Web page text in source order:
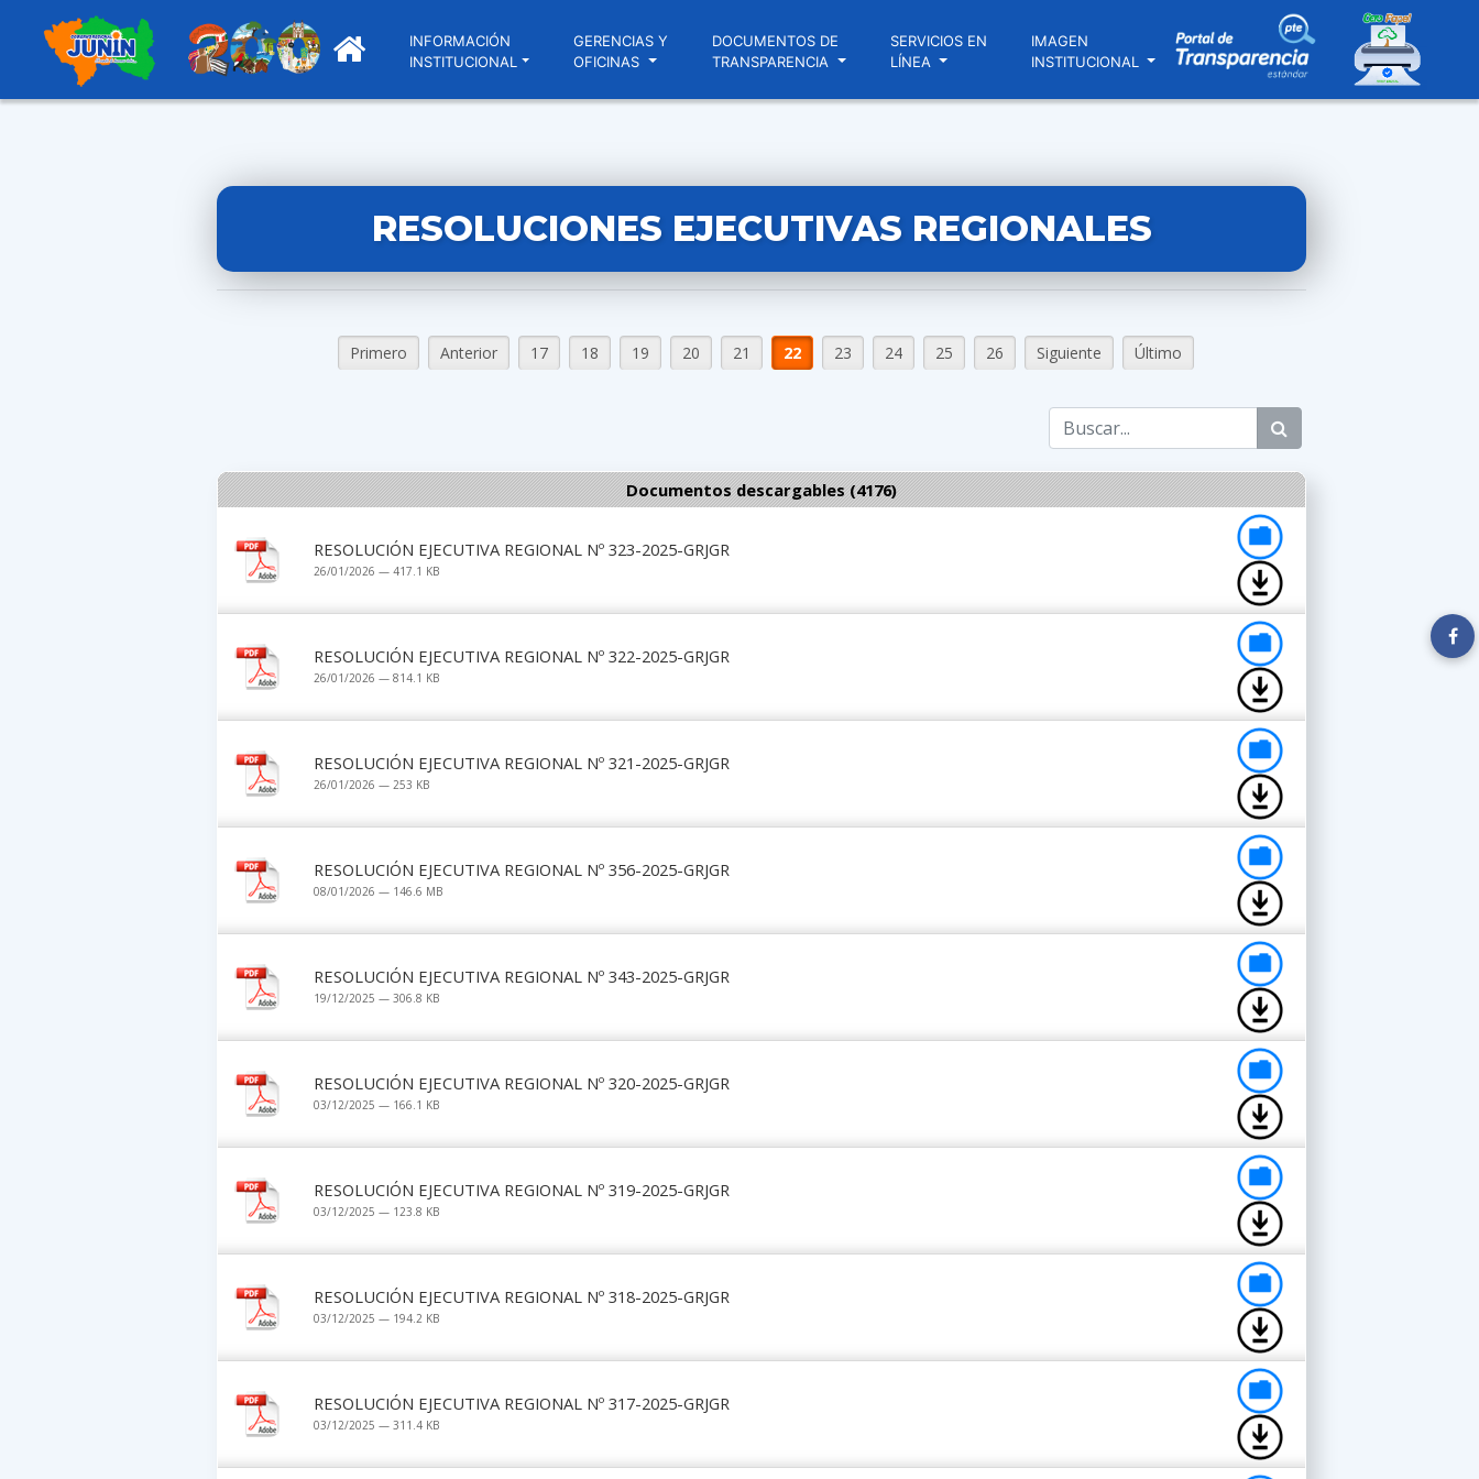
INFORMACIÓN
INSTITUCIONAL
GERENCIAS Y
OFICINAS
DOCUMENTOS DE
TRANSPARENCIA
SERVICIOS EN
LÍNEA
IMAGEN
INSTITUCIONAL
RESOLUCIONES EJECUTIVAS REGIONALES
Primero Anterior 17 18 19 20 21 22 23 24 25 26 Siguiente Último
Documentos descargables (4176)
RESOLUCIÓN EJECUTIVA REGIONAL Nº 323-2025-GRJGR
26/01/2026 — 417.1 KB
RESOLUCIÓN EJECUTIVA REGIONAL Nº 322-2025-GRJGR
26/01/2026 — 814.1 KB
RESOLUCIÓN EJECUTIVA REGIONAL Nº 321-2025-GRJGR
26/01/2026 — 253 KB
RESOLUCIÓN EJECUTIVA REGIONAL Nº 356-2025-GRJGR
08/01/2026 — 146.6 MB
RESOLUCIÓN EJECUTIVA REGIONAL Nº 343-2025-GRJGR
19/12/2025 — 306.8 KB
RESOLUCIÓN EJECUTIVA REGIONAL Nº 320-2025-GRJGR
03/12/2025 — 166.1 KB
RESOLUCIÓN EJECUTIVA REGIONAL Nº 319-2025-GRJGR
03/12/2025 — 123.8 KB
RESOLUCIÓN EJECUTIVA REGIONAL Nº 318-2025-GRJGR
03/12/2025 — 194.2 KB
RESOLUCIÓN EJECUTIVA REGIONAL Nº 317-2025-GRJGR
03/12/2025 — 311.4 KB